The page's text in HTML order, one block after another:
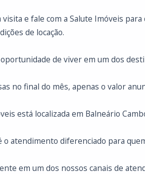
visita e fale com a Salute Imóveis
de locação.
de viver em um dos
no final do mês, apenas o valor
está localizada em Balneário
o atendimento diferenciado para
em um dos nossos canais de